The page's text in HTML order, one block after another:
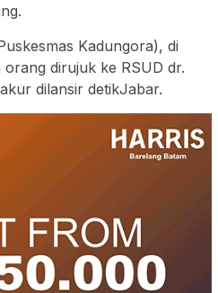
Kadungora), di
orang dirujuk ke RSUD dr.
dilansir detikJabar.